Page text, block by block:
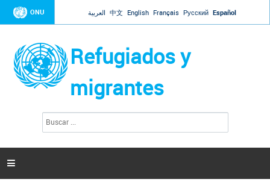
Jump to navigation
ONU العربية 中文 English Français Русский Español
Refugiados y
migrantes
l
s
